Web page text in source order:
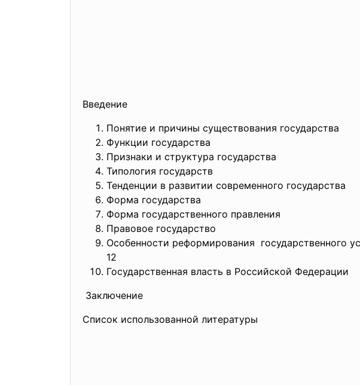
Введение
Понятие и причины существования
Функции государства
Признаки и структура государства
Типология государств
Тенденции в развитии современного
Форма государства
Форма государственного правления
Правовое
Особенности реформирования
12
Государственная власть в Российской
Заключение
Список использованной литературы